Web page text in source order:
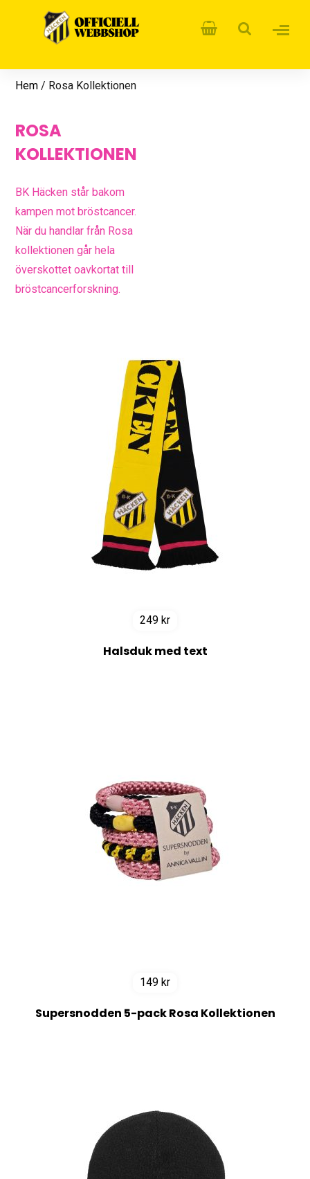
Hem / Rosa Kollektionen
ROSA
KOLLEKTIONEN
BK Häcken står bakom
kampen mot bröstcancer.
När du handlar från Rosa
kollektionen går hela
överskottet oavkortat till
bröstcancerforskning.
249 kr
Halsduk med text
149 kr
Supersnodden 5-pack Rosa Kollektionen